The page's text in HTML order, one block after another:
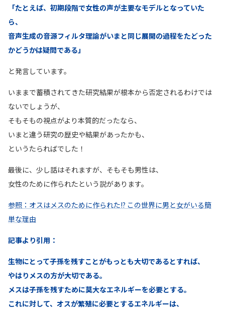
「たとえば、初期段階で女性の声が主要なモデルとなっていた
ら、
音声生成の音源フィルタ理論がいまと同じ展開の過程をたどった
かどうかは疑問である」
と発言しています。
いままで蓄積されてきた研究結果が根本から否定されるわけでは
ないでしょうが、
そもそもの視点がより本質的だったなら、
いまと違う研究の歴史や結果があったかも、
というたらればでした！
最後に、少し話はそれますが、そもそも男性は、
女性のために作られたという説があります。
参照：オスはメスのために作られた!? この世界に男と女がいる簡
単な理由
記事より引用：
生物にとって子孫を残すことがもっとも大切であるとすれば、
やはりメスの方が大切である。
メスは子孫を残すために莫大なエネルギーを必要とする。
これに対して、オスが繁殖に必要とするエネルギーは、